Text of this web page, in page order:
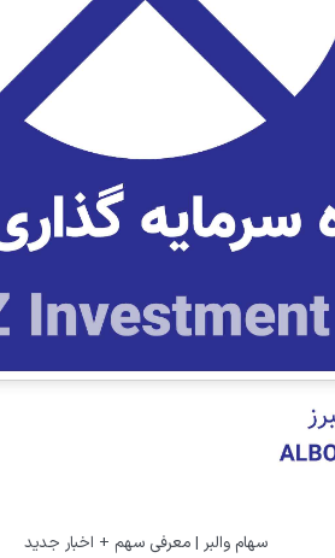
سهام والبر | معرفی سهم + اخبار جدید